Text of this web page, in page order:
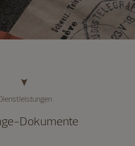
Dokumente